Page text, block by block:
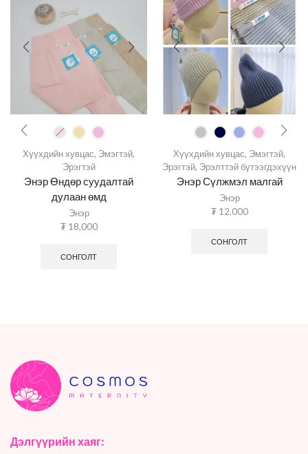
Хүүхдийн хувцас, Эмэгтэй,
Эрэгтэй
Энэр Өндөр суудалтай
дулаан өмд
Энэр
₮18,000
СОНГОЛТ
Хүүхдийн хувцас, Эмэгтэй,
Эрэгтэй, Эрэлттэй бүтээгдэхүүн
Энэр Сүлжмэл малгай
Энэр
₮12,000
СОНГОЛТ
Дэлгүүрийн хаяг: